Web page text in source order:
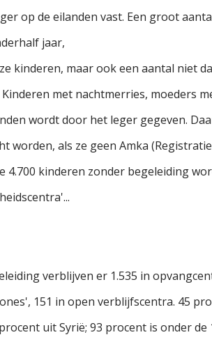
op de eilanden vast. Een groot
jaar,
kinderen, maar ook een aantal niet
met nachtmerries, moeders
wordt door het leger gegeven.
worden, als ze geen Amka
4.700 kinderen zonder begeleiding
verblijven er 1.535 in
151 in open verblijfscentra. 45
uit Syrië; 93 procent is onder